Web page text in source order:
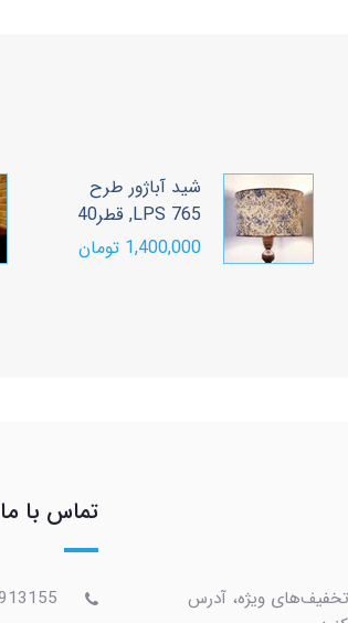
شید آباژور طرح
LPS 765, قطر40
1,400,000 تومان
تخفیف‌های ویژه، آدرس
تماس با ما